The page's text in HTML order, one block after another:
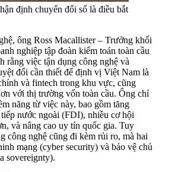
định chuyển đổi số là điều bắt
ông Ross Macallister – Trưởng khối
nghiệp tập đoàn kiểm toán toàn cầu
rằng việc tận dụng công nghệ và
đối cần thiết để định vị Việt Nam là
và fintech trong khu vực, cũng
với thị trường vốn toàn cầu. Ông chỉ
năng từ việc này, bao gồm tăng
nước ngoài (FDI), nhiều cơ hội
và nâng cao uy tín quốc gia. Tuy
công nghệ cũng đi kèm rủi ro, mà hai
mạng (cyber security) và bảo vệ chủ
sovereignty).